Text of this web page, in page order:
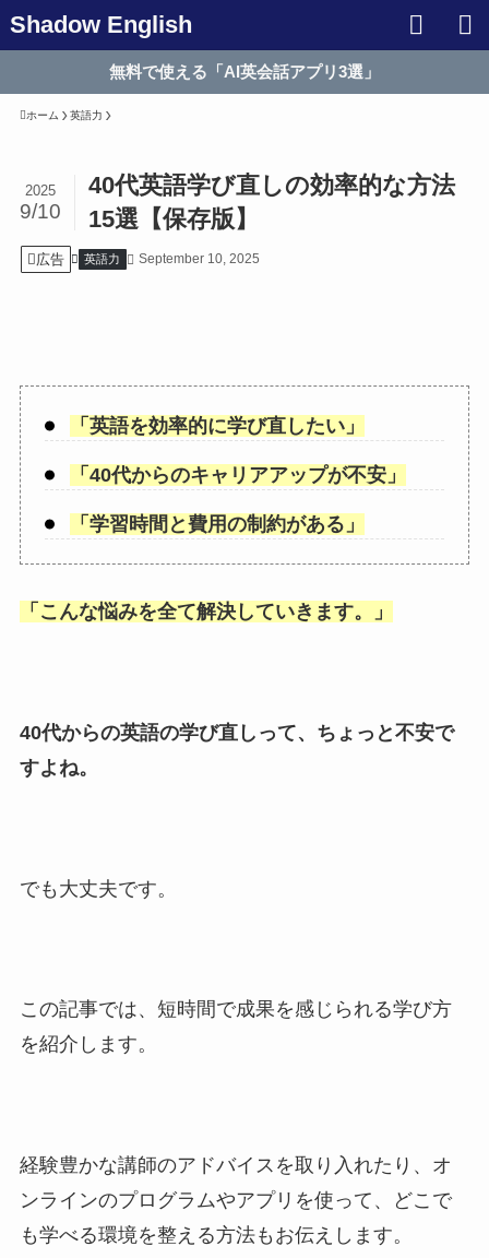
Shadow English
無料で使える「AI英会話アプリ3選」
ホーム 英語力
40代英語学び直しの効率的な方法
15選【保存版】
2025
9/10
広告 英語力 September 10, 2025
「 英語を効率的に学び直したい」
「 40代からのキャリアアップが不安」
「 学習時間と費用の制約がある 」
「 こんな悩みを全て解決していきます。 」
40代からの英語の学び直しって、ちょっと不安で
すよね。
でも大丈夫です。
この記事では、短時間で成果を感じられる学び方
を紹介します。
経験豊かな講師のアドバイスを取り入れたり、オ
ンラインのプログラムやアプリを使って、どこで
も学べる環境を整える方法もお伝えします。